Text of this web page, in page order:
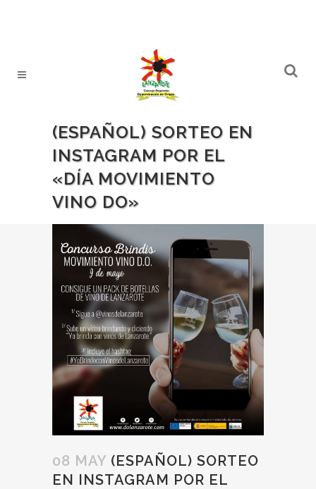
(ESPAÑOL) SORTEO EN
INSTAGRAM POR EL
«DÍA MOVIMIENTO
VINO DO»
08 MAY (ESPAÑOL) SORTEO
EN INSTAGRAM POR EL